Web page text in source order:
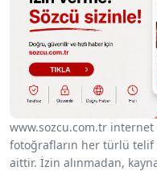
www.sozcu.com.tr internet
fotoğrafların her türlü telif
aittir. İzin alınmadan,